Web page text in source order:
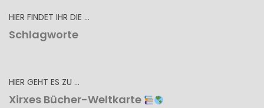
HIER FINDET IHR DIE …
Schlagworte
HIER GEHT ES ZU …
Xirxes Bücher-Weltkarte